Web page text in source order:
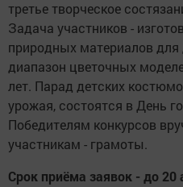
третье творческое
Задача участников -
природных материалов для
диапазон цветочных
лет. Парад детских
урожая, состоятся в День
Победителям конкурсов
участникам - грамоты.
Срок приёма заявок - до 20